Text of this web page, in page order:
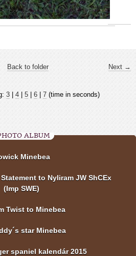
Next →
Back to folder
3| 4| 5| 6| 7(time in seconds)
ALBUM
Minebea
Statement to Nyliram JW ShCEx
(Imp SWE)
Twist to Minebea
star Minebea
spaniel kalendár 2015